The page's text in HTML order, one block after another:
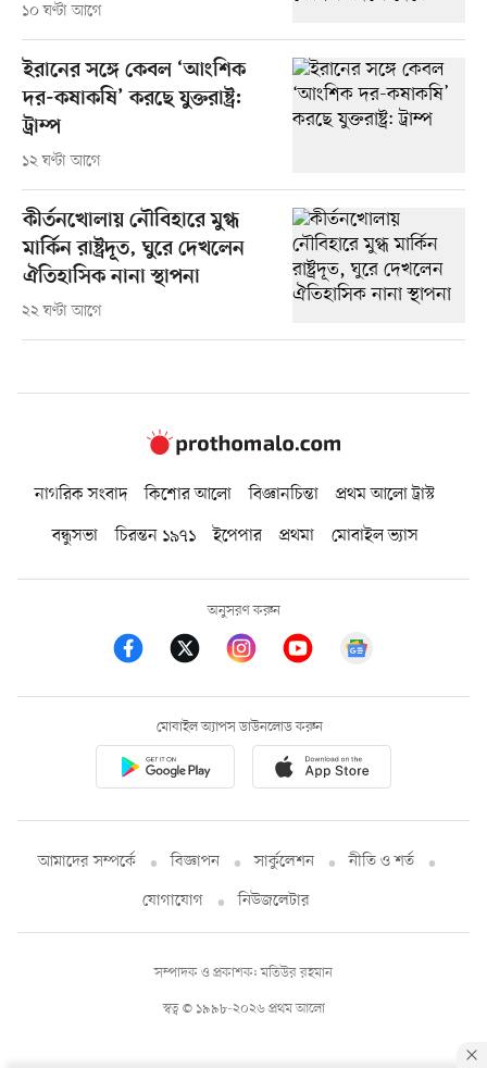
১০ ঘণ্টা আগে
ইরানের সঙ্গে কেবল ‘আংশিক
দর-কষাকষি’ করছে যুক্তরাষ্ট্র:
ট্রাম্প
১২ ঘণ্টা আগে
কীর্তনখোলায় নৌবিহারে মুগ্ধ
মার্কিন রাষ্ট্রদূত, ঘুরে দেখলেন
ঐতিহাসিক নানা স্থাপনা
২২ ঘণ্টা আগে
নাগরিক সংবাদ কিশোর আলো বিজ্ঞানচিন্তা
প্রথম আলো ট্রাস্ট
বন্ধুসভা
চিরন্তন ১৯৭১ ইপেপার প্রথমা মোবাইল ভ্যাস
অনুসরণ করুন
মোবাইল অ্যাপস ডাউনলোড করুন
আমাদের সম্পর্কে বিজ্ঞাপন সার্কুলেশন
নীতি ও শর্ত
যোগাযোগ
নিউজলেটার
স্বত্ব © ১৯৯৮-২০২৬ প্রথম আলো
সম্পাদক ও প্রকাশক: মতিউর রহমান